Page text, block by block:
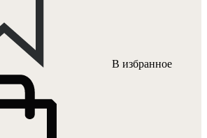
В избранное